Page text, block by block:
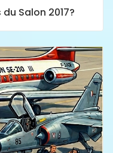
Salon 2017?